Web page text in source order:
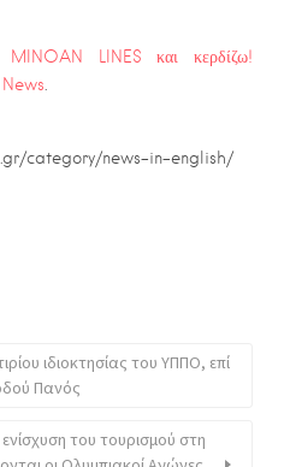
LINES και κερδίζω!
category/news-in-english/
ιδιοκτησίας του ΥΠΠΟ, επί
Πανός
του τουρισμού στη